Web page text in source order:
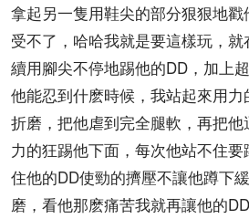
拿起另一隻用鞋尖的部分狠狠地
受不了，哈哈我就是要這樣玩，
續用腳尖不停地踢他的DD，加上
他能忍到什麽時候，我站起來用
折磨，把他虐到完全腿軟，再把
力的狂踢他下面，每次他站不住
住他的DD使勁的擠壓不讓他蹲下
磨，看他那麽痛苦我就再讓他的